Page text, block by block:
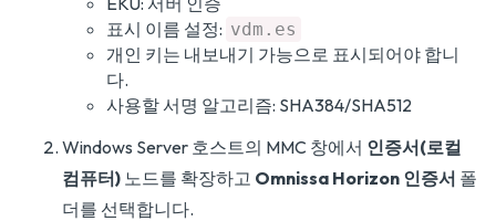
표시 이름 설정: vdm.es
개인 키는 내보내기 가능으로 표시되어야 합니
다.
사용할 서명 알고리즘: SHA384/SHA512
Windows Server 호스트의 MMC 창에서 인증서(로컬
컴퓨터) 노드를 확장하고 Omnissa Horizon 인증서 폴
더를 선택합니다.